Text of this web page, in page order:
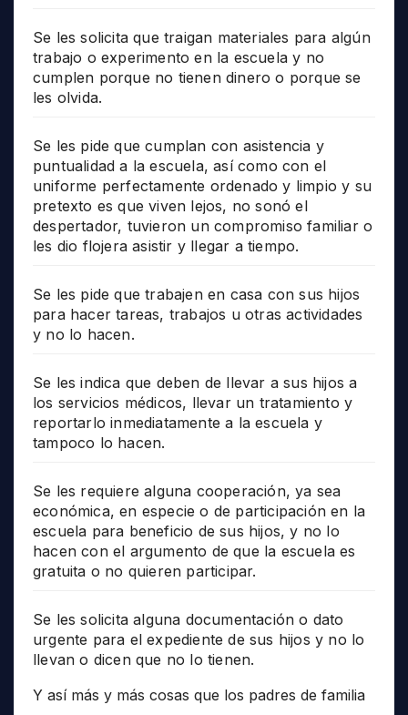
Se les solicita que traigan materiales para algún
trabajo o experimento en la escuela y no
cumplen porque no tienen dinero o porque se
les olvida.
Se les pide que cumplan con asistencia y
puntualidad a la escuela, así como con el
uniforme perfectamente ordenado y limpio y su
pretexto es que viven lejos, no sonó el
despertador, tuvieron un compromiso familiar o
les dio flojera asistir y llegar a tiempo.
Se les pide que trabajen en casa con sus hijos
para hacer tareas, trabajos u otras actividades
y no lo hacen.
Se les indica que deben de llevar a sus hijos a
los servicios médicos, llevar un tratamiento y
reportarlo inmediatamente a la escuela y
tampoco lo hacen.
Se les requiere alguna cooperación, ya sea
económica, en especie o de participación en la
escuela para beneficio de sus hijos, y no lo
hacen con el argumento de que la escuela es
gratuita o no quieren participar.
Se les solicita alguna documentación o dato
urgente para el expediente de sus hijos y no lo
llevan o dicen que no lo tienen.
Y así más y más cosas que los padres de familia